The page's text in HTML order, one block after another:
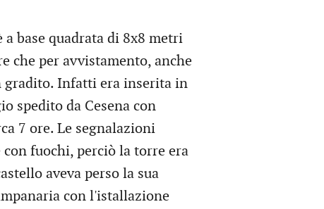
base quadrata di 8x8 metri
che per avvistamento, anche
gradito. Infatti era inserita in
spedito da Cesena con
7 ore. Le segnalazioni
fuochi, perciò la torre era
aveva perso la sua
con l'istallazione